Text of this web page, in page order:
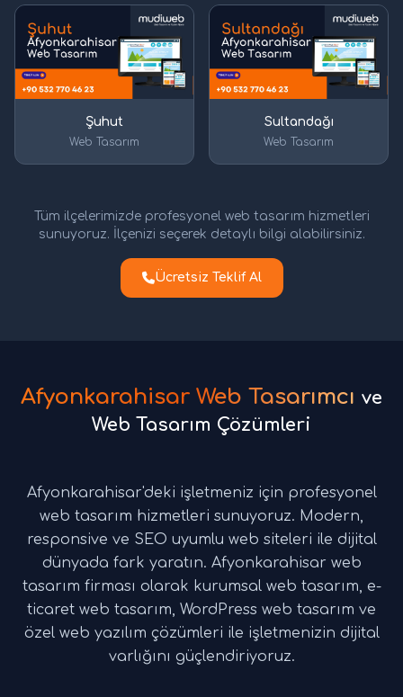
Şuhut
Web Tasarım
Sultandağı
Web Tasarım
Tüm ilçelerimizde profesyonel web tasarım hizmetleri
sunuyoruz. İlçenizi seçerek detaylı bilgi alabilirsiniz.
Ücretsiz Teklif Al
Afyonkarahisar Web Tasarımcı ve
Web Tasarım Çözümleri
Afyonkarahisar'deki işletmeniz için profesyonel
web tasarım hizmetleri sunuyoruz. Modern,
responsive ve SEO uyumlu web siteleri ile dijital
dünyada fark yaratın. Afyonkarahisar web
tasarım firması olarak kurumsal web tasarım, e-
ticaret web tasarım, WordPress web tasarım ve
özel web yazılım çözümleri ile işletmenizin dijital
varlığını güçlendiriyoruz.